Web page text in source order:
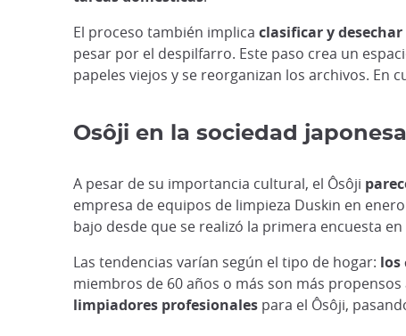
El proceso también implica clasificar y
pesar por el despilfarro. Este paso crea un
papeles viejos y se reorganizan los archivos.
Osôji en la sociedad
A pesar de su importancia cultural, el Ôsôji
empresa de equipos de limpieza Duskin en
bajo desde que se realizó la primera encuesta
Las tendencias varían según el tipo de hogar: los
miembros de 60 años o más son más
limpiadores profesionales para el Ôsôji,